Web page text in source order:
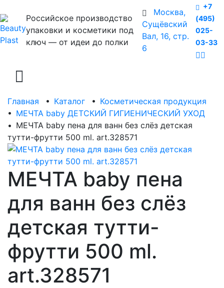
Российское производство
упаковки и косметики под
ключ — от идеи до полки
Москва,
Сущёвский
Вал, 16, стр.
6
+7
(495)
025-
03-33
Главная • Каталог • Косметическая продукция
• МЕЧТА baby ДЕТСКИЙ ГИГИЕНИЧЕСКИЙ УХОД
• МЕЧТА baby пена для ванн без слёз детская
тутти-фрутти 500 ml. art.328571
МЕЧТА baby пена
для ванн без слёз
детская тутти-
фрутти 500 ml.
art.328571